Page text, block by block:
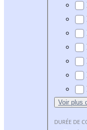
Voir plus
DURÉE DE